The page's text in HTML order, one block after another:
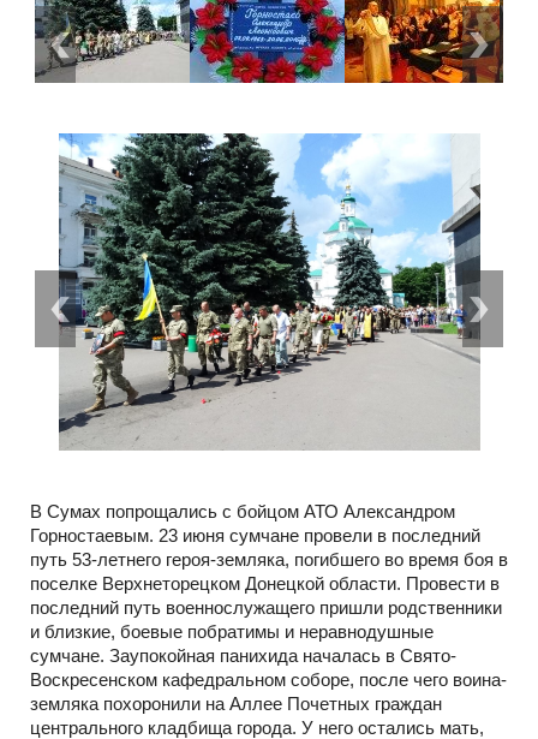
В Сумах попрощались с бойцом АТО Александром
Горностаевым. 23 июня сумчане провели в последний
путь 53-летнего героя-земляка, погибшего во время боя в
поселке Верхнеторецком Донецкой области. Провести в
последний путь военнослужащего пришли родственники
и близкие, боевые побратимы и неравнодушные
сумчане. Заупокойная панихида началась в Свято-
Воскресенском кафедральном соборе, после чего воина-
земляка похоронили на Аллее Почетных граждан
центрального кладбища города. У него остались мать,